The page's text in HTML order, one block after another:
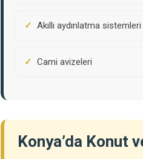
Akıllı aydınlatma sistemleri
Cami avizeleri
Konya’da Konut